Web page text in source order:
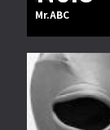
Mr.ABC